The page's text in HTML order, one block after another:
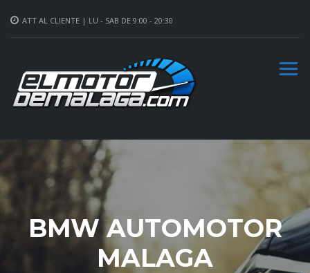
ATT AL CLIENTE | LU - SAB DE 9:00 - 20:30
BMW AUTOMOTOR
MALAGA